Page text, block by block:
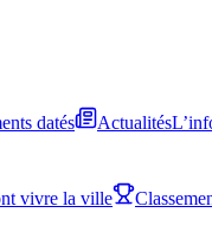
datés Actualités
vivre la ville